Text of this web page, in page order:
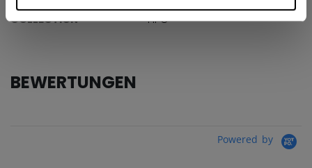
COLLECTION
HPG
BEWERTUNGEN
Powered by